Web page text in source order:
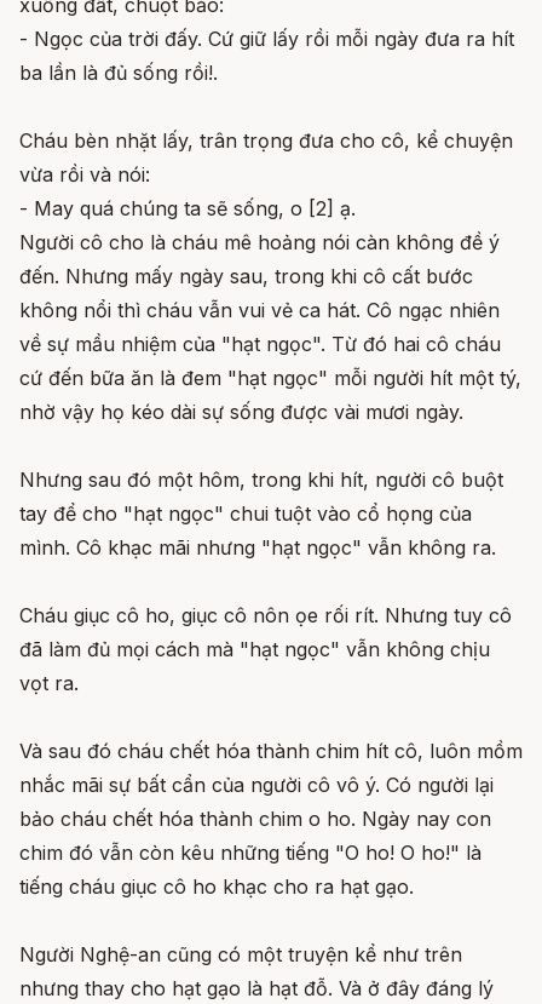
xuống đất, chuột bảo:
- Ngọc của trời đấy. Cứ giữ lấy rồi mỗi ngày đưa ra hít
ba lần là đủ sống rồi!.
Cháu bèn nhặt lấy, trân trọng đưa cho cô, kể chuyện
vừa rồi và nói:
- May quá chúng ta sẽ sống, o [2] ạ.
Người cô cho là cháu mê hoảng nói càn không đề ý
đến. Nhưng mấy ngày sau, trong khi cô cất bước
không nổi thì cháu vẫn vui vẻ ca hát. Cô ngạc nhiên
về sự mầu nhiệm của "hạt ngọc". Từ đó hai cô cháu
cứ đến bữa ăn là đem "hạt ngọc" mỗi người hít một tý,
nhờ vậy họ kéo dài sự sống được vài mươi ngày.
Nhưng sau đó một hôm, trong khi hít, người cô buột
tay để cho "hạt ngọc" chui tuột vào cổ họng của
mình. Cô khạc mãi nhưng "hạt ngọc" vẫn không ra.
Cháu giục cô ho, giục cô nôn ọe rối rít. Nhưng tuy cô
đã làm đủ mọi cách mà "hạt ngọc" vẫn không chịu
vọt ra.
Và sau đó cháu chết hóa thành chim hít cô, luôn mồm
nhắc mãi sự bất cẩn của người cô vô ý. Có người lại
bảo cháu chết hóa thành chim o ho. Ngày nay con
chim đó vẫn còn kêu những tiếng "O ho! O ho!" là
tiếng cháu giục cô ho khạc cho ra hạt gạo.
Người Nghệ-an cũng có một truyện kể như trên
nhưng thay cho hạt gạo là hạt đỗ. Và ở đây đáng lý